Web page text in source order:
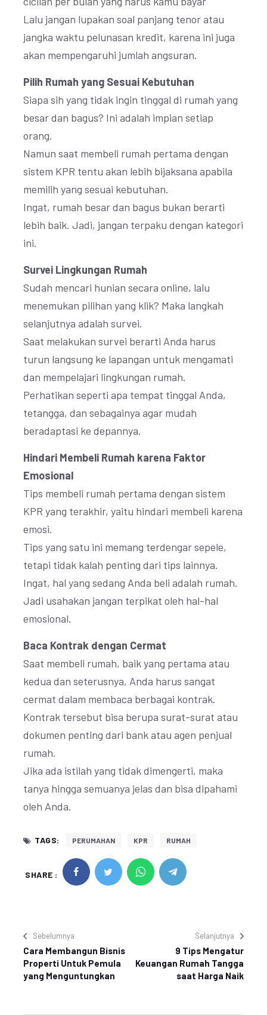
Lalu jangan lupakan soal panjang tenor atau
jangka waktu pelunasan kredit, karena ini juga
akan mempengaruhi jumlah angsuran.
Pilih Rumah yang Sesuai Kebutuhan
Siapa sih yang tidak ingin tinggal di rumah yang
besar dan bagus? Ini adalah impian setiap
orang.
Namun saat membeli rumah pertama dengan
sistem KPR tentu akan lebih bijaksana apabila
memilih yang sesuai kebutuhan.
Ingat, rumah besar dan bagus bukan berarti
lebih baik. Jadi, jangan terpaku dengan kategori
ini.
Survei Lingkungan Rumah
Sudah mencari hunian secara online, lalu
menemukan pilihan yang klik? Maka langkah
selanjutnya adalah survei.
Saat melakukan survei berarti Anda harus
turun langsung ke lapangan untuk mengamati
dan mempelajari lingkungan rumah.
Perhatikan seperti apa tempat tinggal Anda,
tetangga, dan sebagainya agar mudah
beradaptasi ke depannya.
Hindari Membeli Rumah karena Faktor
Emosional
Tips membeli rumah pertama dengan sistem
KPR yang terakhir, yaitu hindari membeli karena
emosi.
Tips yang satu ini memang terdengar sepele,
tetapi tidak kalah penting dari tips lainnya.
Ingat, hal yang sedang Anda beli adalah rumah.
Jadi usahakan jangan terpikat oleh hal-hal
emosional.
Baca Kontrak dengan Cermat
Saat membeli rumah, baik yang pertama atau
kedua dan seterusnya, Anda harus sangat
cermat dalam membaca berbagai kontrak.
Kontrak tersebut bisa berupa surat-surat atau
dokumen penting dari bank atau agen penjual
rumah.
Jika ada istilah yang tidak dimengerti, maka
tanya hingga semuanya jelas dan bisa dipahami
oleh Anda.
TAGS: PERUMAHAN KPR RUMAH
SHARE :
Sebelumnya
Cara Membangun Bisnis
Properti Untuk Pemula
yang Menguntungkan
Selanjutnya
9 Tips Mengatur
Keuangan Rumah Tangga
saat Harga Naik